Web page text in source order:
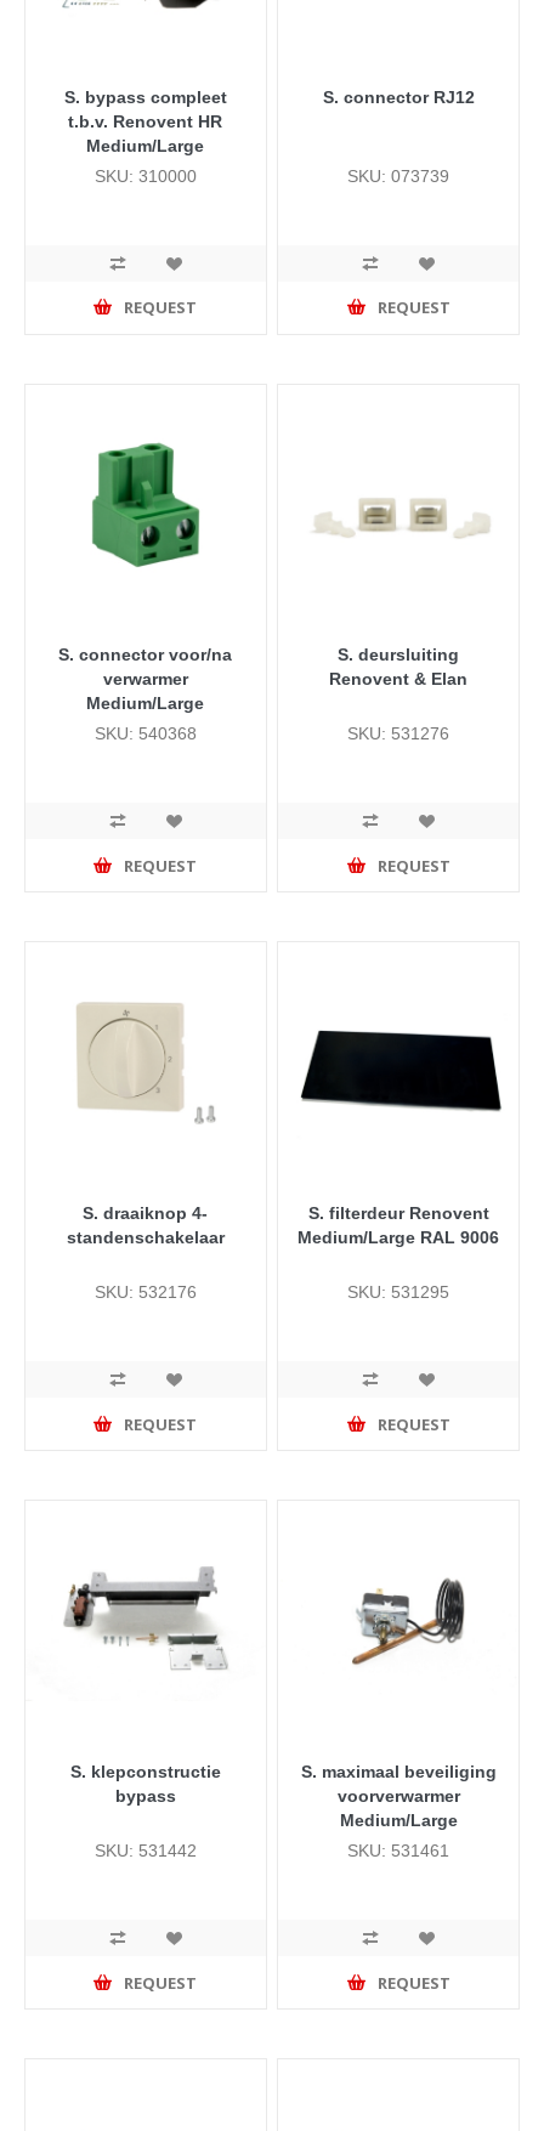
S. bypass compleet
t.b.v. Renovent HR
Medium/Large
SKU: 310000
REQUEST
S. connector RJ12
SKU: 073739
REQUEST
S. connector voor/na
verwarmer
Medium/Large
SKU: 540368
REQUEST
S. deursluiting
Renovent & Elan
SKU: 531276
REQUEST
S. draaiknop 4-
standenschakelaar
SKU: 532176
REQUEST
S. filterdeur Renovent
Medium/Large RAL 9006
SKU: 531295
REQUEST
S. klepconstructie
bypass
SKU: 531442
REQUEST
S. maximaal beveiliging
voorverwarmer
Medium/Large
SKU: 531461
REQUEST